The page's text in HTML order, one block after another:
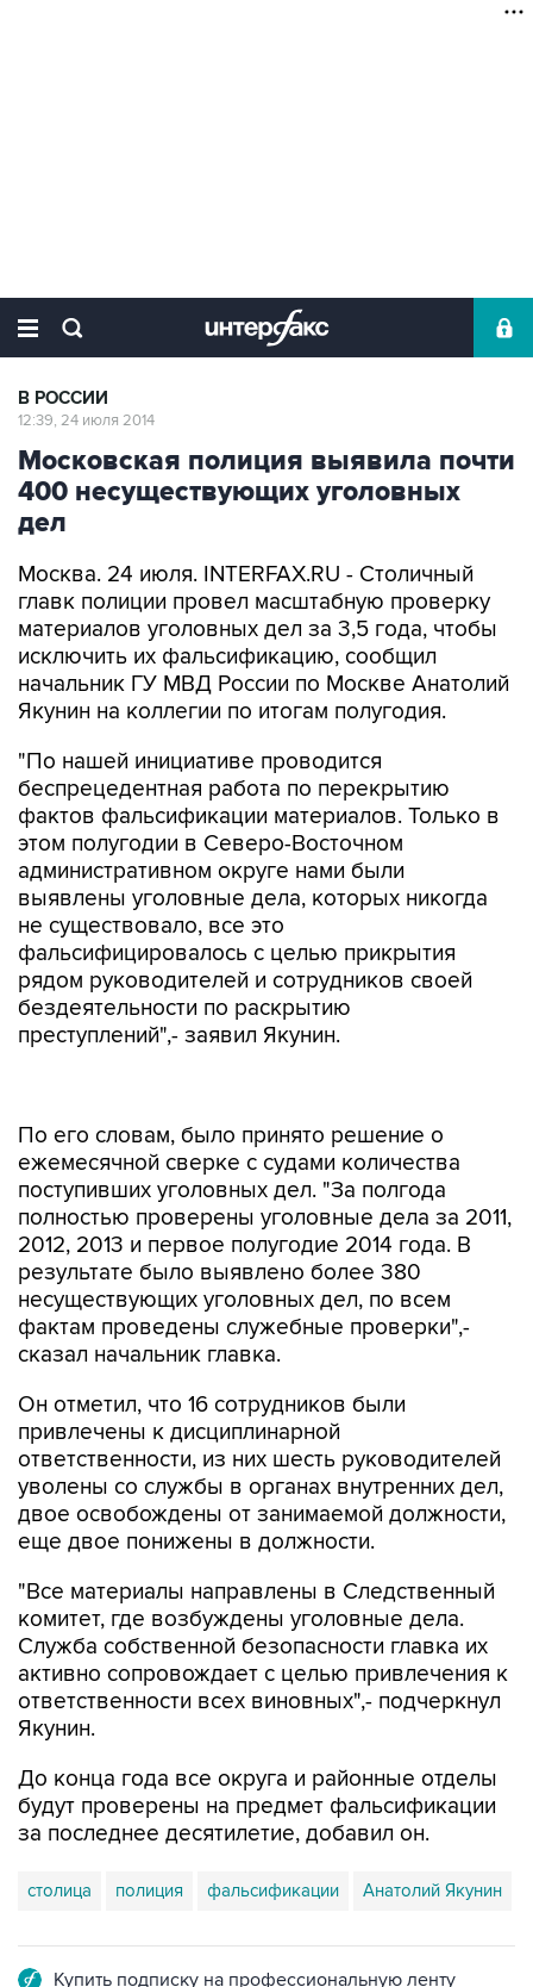
В РОССИИ
12:39, 24 июля 2014
Московская полиция выявила почти
400 несуществующих уголовных
дел
Москва. 24 июля. INTERFAX.RU - Столичный
главк полиции провел масштабную проверку
материалов уголовных дел за 3,5 года, чтобы
исключить их фальсификацию, сообщил
начальник ГУ МВД России по Москве Анатолий
Якунин на коллегии по итогам полугодия.
"По нашей инициативе проводится
беспрецедентная работа по перекрытию
фактов фальсификации материалов. Только в
этом полугодии в Северо-Восточном
административном округе нами были
выявлены уголовные дела, которых никогда
не существовало, все это
фальсифицировалось с целью прикрытия
рядом руководителей и сотрудников своей
бездеятельности по раскрытию
преступлений",- заявил Якунин.
поступивших уголовных дел. "За полгода
полностью проверены уголовные дела за 2011,
2012, 2013 и первое полугодие 2014 года. В
результате было выявлено более 380
несуществующих уголовных дел, по всем
фактам проведены служебные проверки",-
сказал начальник главка.
Он отметил, что 16 сотрудников были
ответственности, из них шесть руководителей
уволены со службы в органах внутренних дел,
двое освобождены от занимаемой должности,
еще двое понижены в должности.
"Все материалы направлены в Следственный
Служба собственной безопасности главка их
активно сопровождает с целью привлечения к
ответственности всех виновных",- подчеркнул
Якунин.
До конца года все округа и районные отделы
за последнее десятилетие, добавил он.
столица полиция фальсификации Анатолий Якунин
Подписаться на рассылку главных новостей сайта